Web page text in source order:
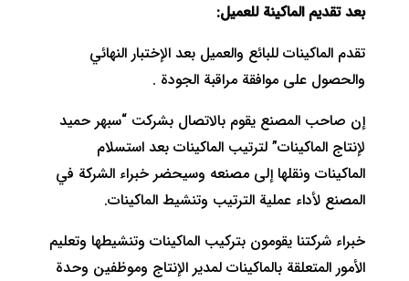
بعد تقديم الماكينة للعميل:
تقدم الماكينات للبائع والعميل بعد الإختبار النهائي
والحصول على موافقة مراقبة الجودة .
إن صاحب المصنع يقوم بالاتصال بشركت “سبهر حميد
لإنتاج الماكينات” لترتيب الماكينات بعد استسلام
الماكينات ونقلها إلى مصنعه وسيحضر خبراء الشركة في
المصنع لأداء عملية الترتيب وتنشيط الماكينات.
خبراء شركتنا يقومون بتركيب الماكينات وتنشيطها وتعليم
الأمور المتعلقة بالماكينات لمدير الإنتاج وموظفين وحدة